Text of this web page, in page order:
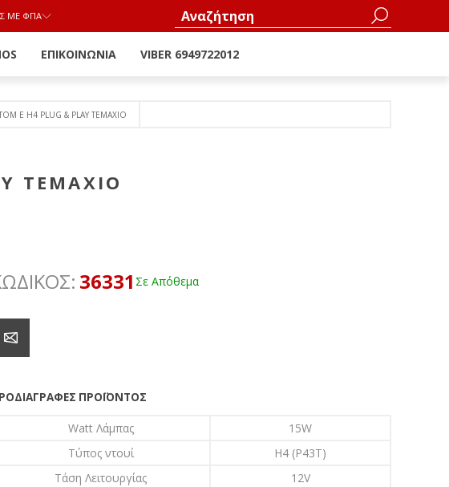
ΜΕ ΦΠΑ
ΕΠΙΚΟΙΝΩΝΊΑ VIBER 6949722012
Ε H4 PLUG & PLAY ΤΕΜΑΧΙΟ
ΤΕΜΑΧΙΟ
36331 Σε Απόθεμα
ΠΡΟΪΌΝΤΟΣ
Watt Λάμπας
15W
Τύπος ντουί
H4 (P43T)
Τάση Λειτουργίας
12V